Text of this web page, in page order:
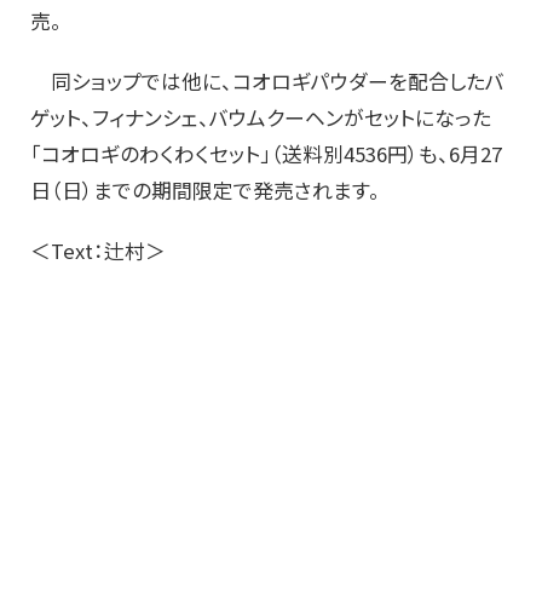
売。
同ショップでは他に、コオロギパウダーを配合したバ
ゲット、フィナンシェ、バウムクーヘンがセットになった
「コオロギのわくわくセット」（送料別4536円）も、6月27
日（日）までの期間限定で発売されます。
＜Text：辻村＞